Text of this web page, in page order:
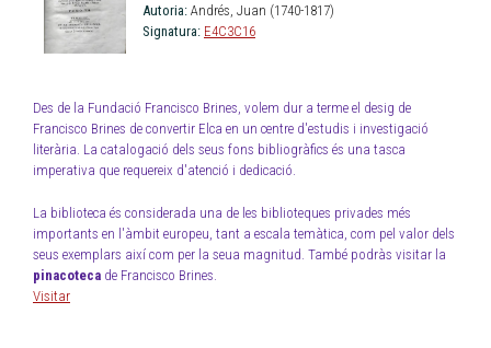
Autoria: Andrés, Juan (1740-1817)
Signatura: E4C3C16
Des de la Fundació Francisco Brines, volem dur a terme el desig de
Francisco Brines de convertir Elca en un centre d'estudis i investigació
literària. La catalogació dels seus fons bibliogràfics és una tasca
imperativa que requereix d'atenció i dedicació.
La biblioteca és considerada una de les biblioteques privades més
importants en l'àmbit europeu, tant a escala temàtica, com pel valor dels
seus exemplars així com per la seua magnitud. També podràs visitar la
pinacoteca de Francisco Brines.
Visitar